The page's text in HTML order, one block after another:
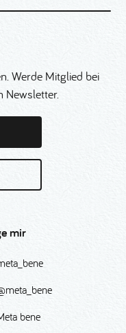
Werde Mitglied bei
Newsletter.
mir
bene